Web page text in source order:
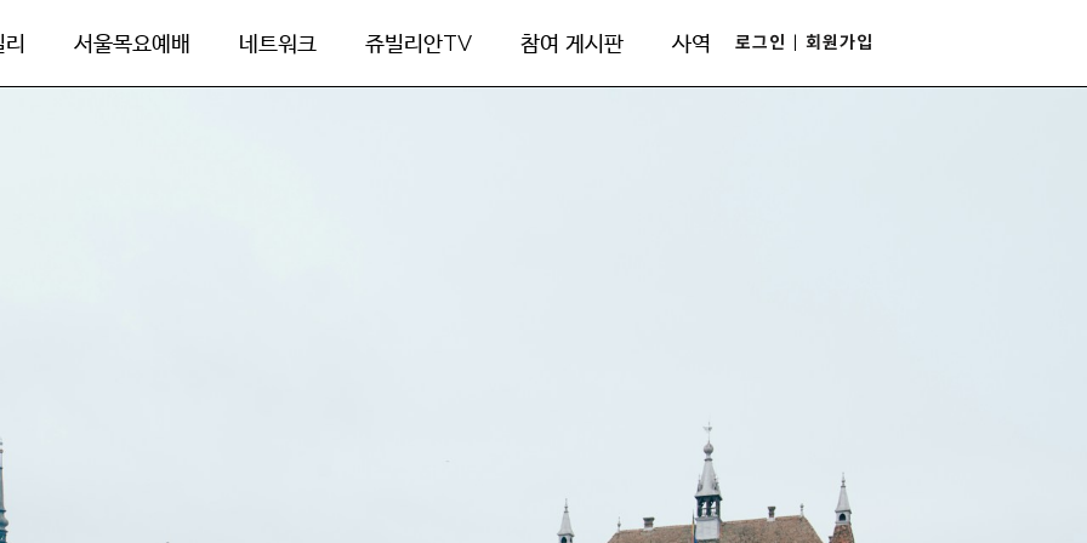
서울목요예배 네트워크 쥬빌리안TV 참여 게시판 사역 로그인 회원가입